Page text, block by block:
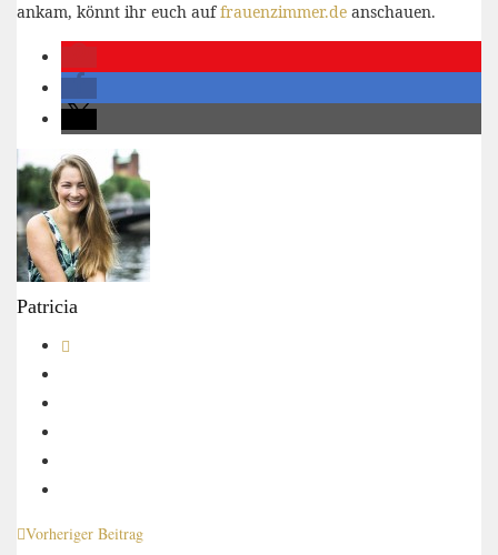
ankam, könnt ihr euch auffrauenzimmer.de anschauen.
Patricia
Vorheriger Beitrag